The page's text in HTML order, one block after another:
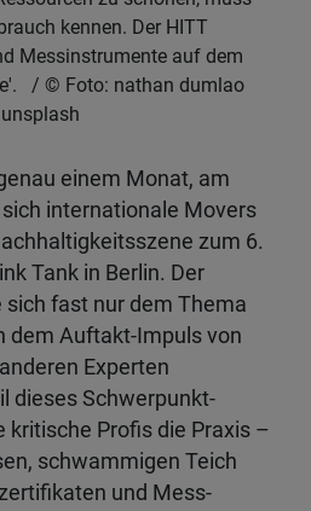
kennen. Der HITT
Messinstrumente auf dem
Foto: nathan dumlao
unsplash
einem Monat, am
internationale Movers
zum 6.
Tank in Berlin. Der
fast nur dem Thema
dem Auftakt-Impuls von
Experten
dieses Schwerpunkt-
kritische Profis die Praxis –
schwammigen Teich
und Mess-